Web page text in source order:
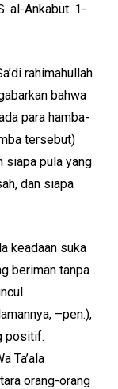
al-Ankabut: 1-
rahimahullah
bahwa
para hamba-
tersebut)
siapa pula yang
dan siapa
keadaan suka
beriman tanpa
–pen.),
positif.
Ta’ala
orang-orang